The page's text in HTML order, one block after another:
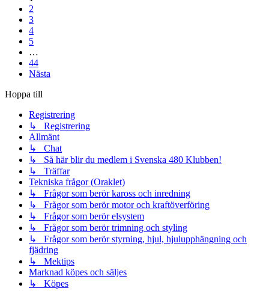
2
3
4
5
…
44
Nästa
Hoppa till
Registrering
↳ Registrering
Allmänt
↳ Chat
↳ Så här blir du medlem i Svenska 480 Klubben!
↳ Träffar
Tekniska frågor (Oraklet)
↳ Frågor som berör kaross och inredning
↳ Frågor som berör motor och kraftöverföring
↳ Frågor som berör elsystem
↳ Frågor som berör trimning och styling
↳ Frågor som berör styrning, hjul, hjulupphängning och
fjädring
↳ Mektips
Marknad köpes och säljes
↳ Köpes